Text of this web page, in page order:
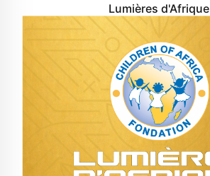
Lumières d'Afrique